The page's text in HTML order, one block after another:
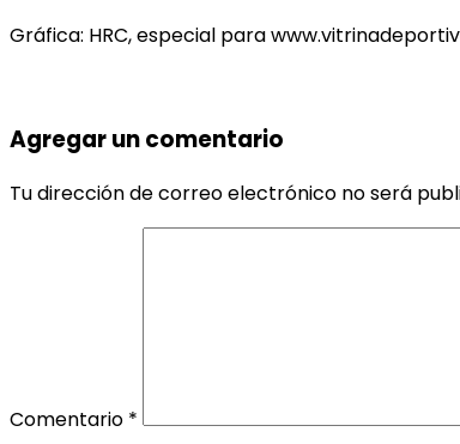
Gráfica: HRC, especial para
Agregar un comentario
Tu dirección de correo electrónico no será
Comentario *